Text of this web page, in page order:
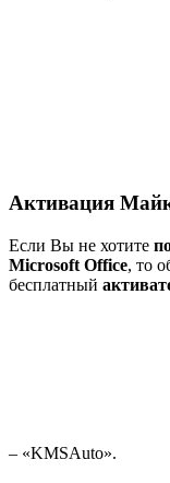
Активация
Если Вы не хотите
Microsoft Office, то
бесплатный
– «KMSAuto».